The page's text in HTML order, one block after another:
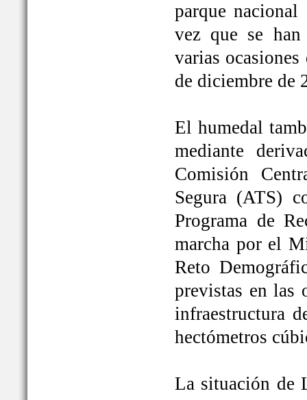
parque
vez que se
varias
de diciembre de
El humedal
mediante
Comisión
Segura (ATS)
Programa de
marcha por el
Reto
previstas en las
infraestructura
hectómetros
La situación de